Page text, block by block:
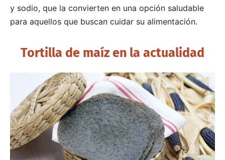
y sodio, que la convierten en una opción saludable
para aquellos que buscan cuidar su alimentación.
Tortilla de maíz en la actualidad